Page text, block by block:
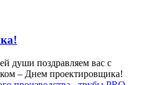
души поздравляем вас с
– Днем проектировщика!